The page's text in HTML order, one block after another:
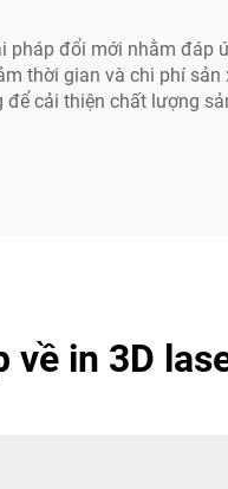
đổi mới nhằm đáp
thời gian và chi phí
cải thiện chất lượng
về in 3D